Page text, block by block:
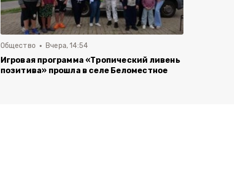
Общество Вчера, 14:54
Игровая программа «Тропический ливень
позитива» прошла в селе Беломестное